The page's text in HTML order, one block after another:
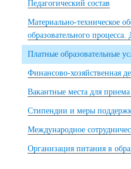
Педагогический состав
Материально-техническое
образовательного процесса.
Платные образовательные
Финансово-хозяйственная
Вакантные места для
Стипендии и меры
Международное
Организация питания в